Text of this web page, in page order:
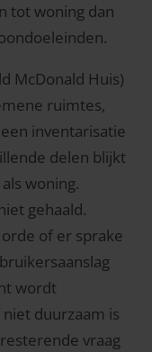
tot woning dan
McDonald Huis)
ruimtes,
inventarisatie
delen blijkt
woning.
gehaald.
of er sprake
wordt
duurzaam is
vraag